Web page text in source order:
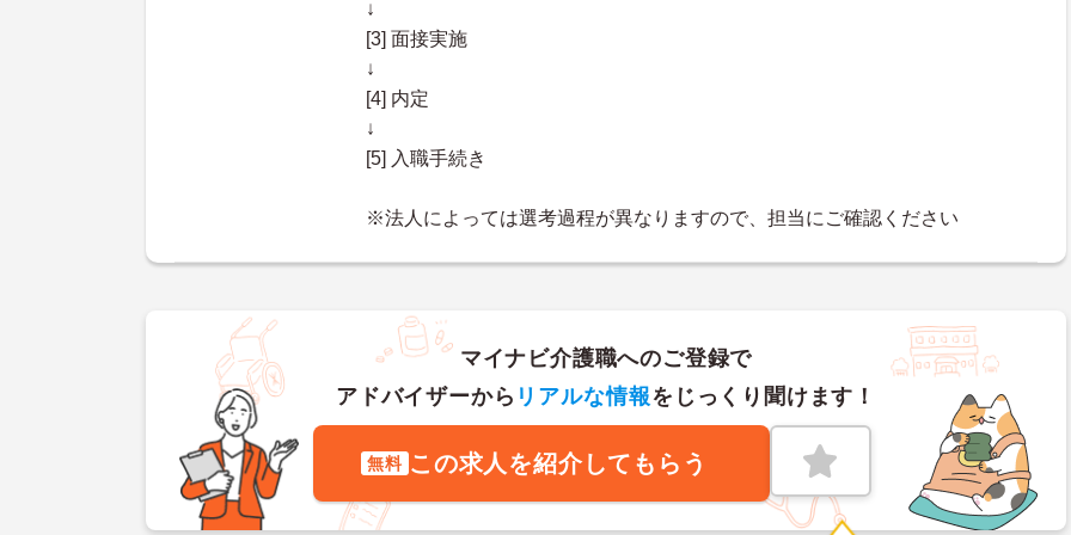
↓
[3] 面接実施
↓
[4] 内定
↓
[5] 入職手続き
※法人によっては選考過程が異なりますので、担当にご確認ください
マイナビ介護職へのご登録で
アドバイザーから リアルな情報をじっくり聞けます！
無料 この求人を紹介してもらう